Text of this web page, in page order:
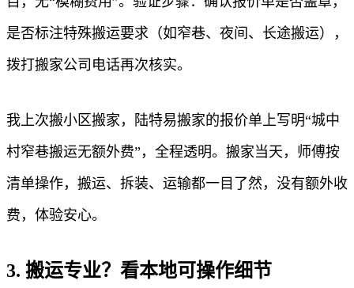
是否标注特殊搬运要求（如窄巷、夜间、长途搬运），
拨打搬家公司电话再次核实。
我上次搬小区搬家，陆特易搬家的报价单上写明“城中
村窄巷搬运无额外费”，全程透明。搬家当天，师傅按
清单操作，搬运、拆装、运输都一目了然，没有额外收
费，体验安心。
3. 搬运专业？看本地可操作细节